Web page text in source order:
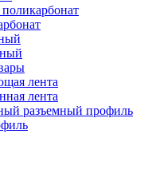
лента
лента
разъемный профиль